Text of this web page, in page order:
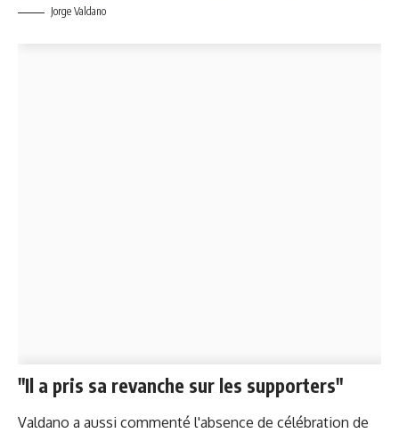
Jorge Valdano
"Il a pris sa revanche sur les supporters"
Valdano a aussi commenté l'absence de célébration de